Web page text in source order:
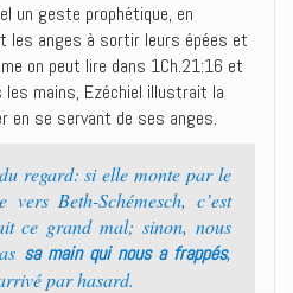
un geste prophétique, en
les anges à sortir leurs épées et
on peut lire dans 1Ch.21:16 et
les mains, Ezéchiel illustrait la
en se servant de ses anges.
regard: si elle monte par le
Beth-Schémesch, c’est
ce grand mal; sinon, nous
sa main qui nous a frappés,
par hasard.